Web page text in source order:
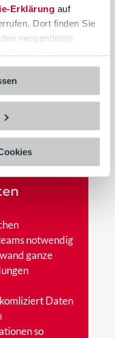
Erklärung auf
Dort finden Sie
verwendeten
Ihre
notwendig
ganze
Daten
so